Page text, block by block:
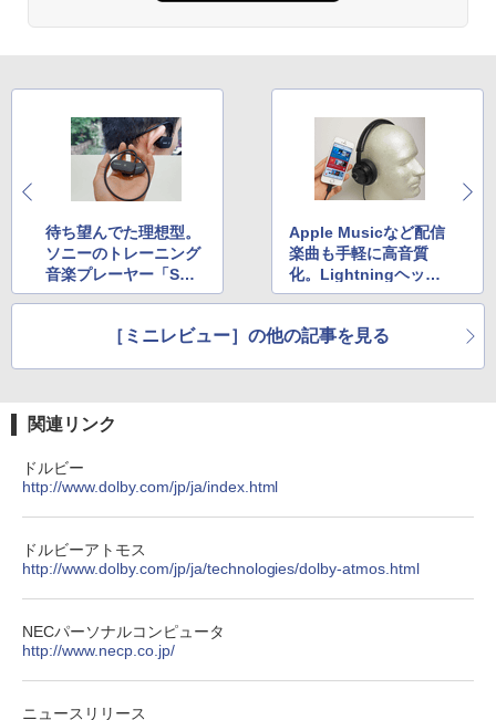
待ち望んでた理想型。
ソニーのトレーニング
音楽プレーヤー「Sma
rt B-Trainer」
Apple Musicなど配信
楽曲も手軽に高音質
化。Lightningヘッド
フォン「Fidelio M2
［ミニレビュー］の他の記事を見る
関連リンク
ドルビー
http://www.dolby.com/jp/ja/index.html
ドルビーアトモス
http://www.dolby.com/jp/ja/technologies/dolby-atmos.html
NECパーソナルコンピュータ
http://www.necp.co.jp/
ニュースリリース